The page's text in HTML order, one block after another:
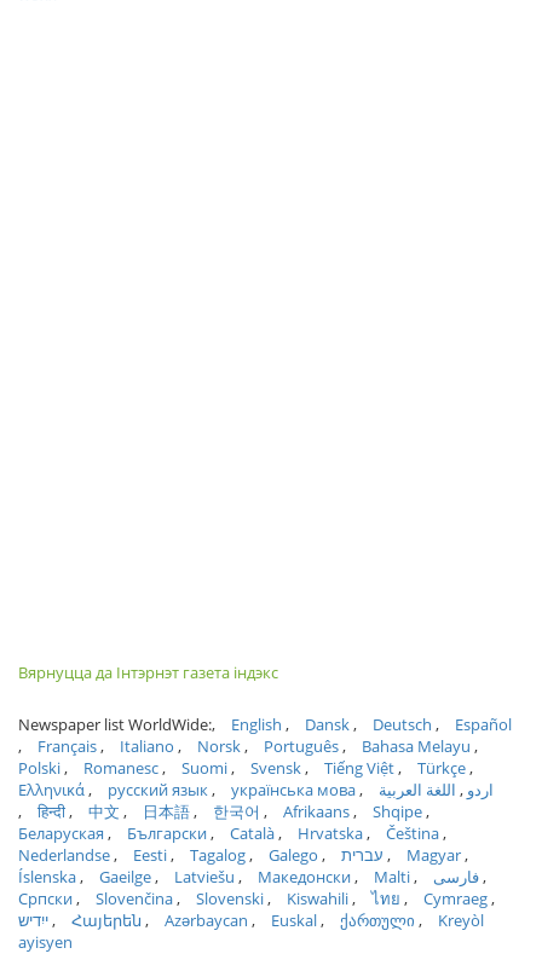
Вярнуцца да Інтэрнэт газета індэкс
Newspaper list WorldWide: English Dansk Deutsch
Español
Français
Italiano Norsk Português
Bahasa Melayu
Polski
Romanesc Suomi Svensk Tiếng Việt
Türkçe
Ελληνικά
русский язык українська мова اردو
اللغة العربية
हिन्दी
中文 日本語 한국어 Afrikaans
Shqipe
Беларуская
Български Català Hrvatska
Čeština
Nederlandse
Eesti Tagalog Galego עברית
Magyar
Íslenska
Gaeilge Latviešu Македонски Malti
فارسی
Српски
Slovenčina Slovenski Kiswahili ไทย
Cymraeg
ייִדיש
Հայերեն Azərbaycan Euskal ქართული
Kreyòl
ayisyen